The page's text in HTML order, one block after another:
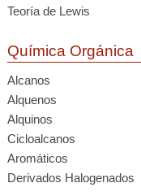
Teoría de Lewis
Química Orgánica
Alcanos
Alquenos
Alquinos
Cicloalcanos
Aromáticos
Derivados Halogenados